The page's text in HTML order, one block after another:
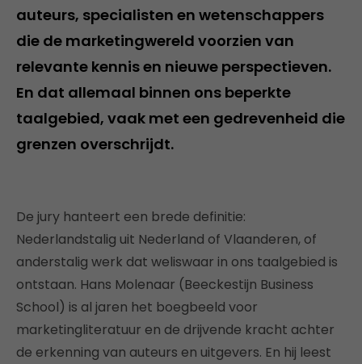
auteurs, specialisten en wetenschappers
die de marketingwereld voorzien van
relevante kennis en nieuwe perspectieven.
En dat allemaal binnen ons beperkte
taalgebied, vaak met een gedrevenheid die
grenzen overschrijdt.
De jury hanteert een brede definitie:
Nederlandstalig uit Nederland of Vlaanderen, of
anderstalig werk dat weliswaar in ons taalgebied is
ontstaan. Hans Molenaar (Beeckestijn Business
School) is al jaren het boegbeeld voor
marketingliteratuur en de drijvende kracht achter
de erkenning van auteurs en uitgevers. En hij leest